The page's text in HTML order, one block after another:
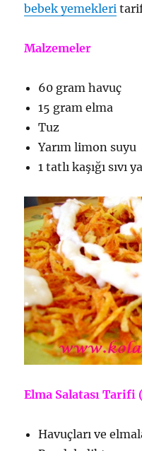
bebek yemekleri
Malzemeler
60 gram havuç
15 gram elma
Tuz
Yarım limon suyu
1 tatlı kaşığı sıvı
Elma Salatası Tarifi
Havuçları ve